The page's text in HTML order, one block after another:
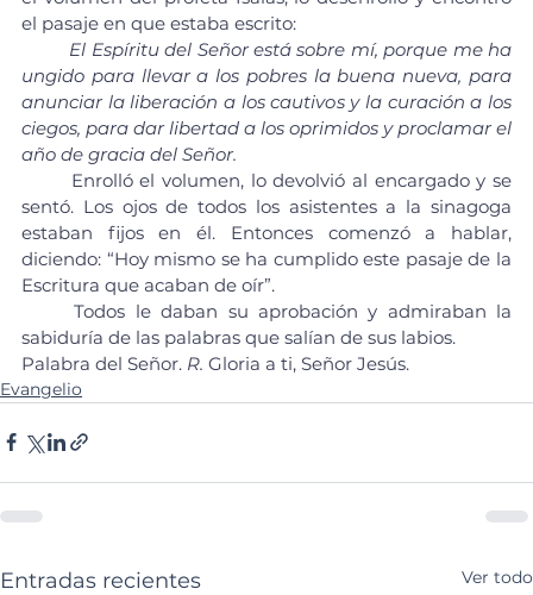
el pasaje en que estaba escrito:
ungido para llevar a los pobres la buena nueva, para
anunciar la liberación a los cautivos y la curación a los
ciegos, para dar libertad a los oprimidos y proclamar el
año de gracia del Señor.
sentó. Los ojos de todos los asistentes a la sinagoga
estaban fijos en él. Entonces comenzó a hablar,
diciendo: “Hoy mismo se ha cumplido este pasaje de la
Escritura que acaban de oír”.
	Todos le daban su aprobación y admiraban la
sabiduría de las palabras que salían de sus labios.
Palabra del Señor. R. Gloria a ti, Señor Jesús.
Evangelio
Entradas recientes Ver todo